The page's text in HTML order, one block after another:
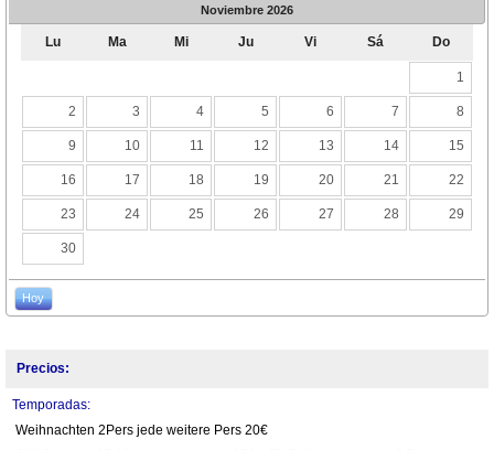
Noviembre 2026
Lu Ma Mi Ju Vi Sá Do
1
2 3 4 5 6 7 8
9 10 11 12 13 14 15
16 17 18 19 20 21 22
23 24 25 26 27 28 29
30
Hoy
Precios:
Temporadas:
Weihnachten 2Pers jede weitere Pers 20€